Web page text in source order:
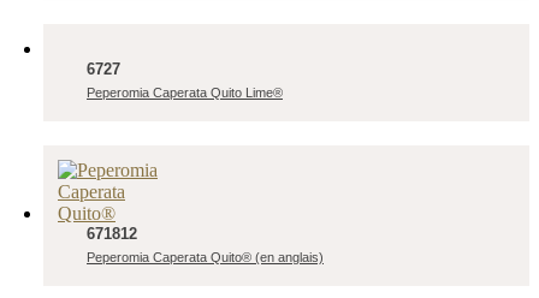
6727
Peperomia Caperata Quito Lime®
671812
Peperomia Caperata Quito® (en anglais)